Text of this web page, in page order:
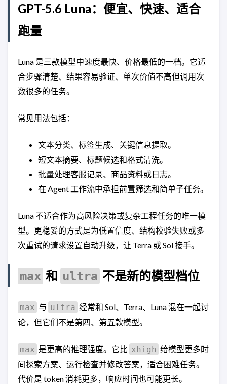
GPT-5.6 Luna：便宜、快速、适合
跑量
Luna 是三款模型中速度最快、价格最低的一档。它适
合步骤清楚、结果容易验证、单次价值不高但调用次
数很多的任务。
常见用法包括：
文本分类、标签生成、关键信息提取。
短文本摘要、标题候选和格式清洗。
批量处理客服记录、商品资料或日志。
在 Agent 工作流中承担前置筛选和简单子任务。
Luna 不适合作为高风险决策或复杂工程任务的唯一模
型。更稳妥的方式是为低置信度、结构校验失败或多
次重试的请求设置自动升级，让 Terra 或 Sol 接手。
max 和 ultra 不是新的模型档位
max 与 ultra 经常和 Sol、Terra、Luna 混在一起讨
论，但它们不是第四、第五款模型。
max 是更高的推理强度。它比 xhigh 给模型更多时
间探索方案、运行检查并修改答案，适合困难任务。
代价是 token 消耗更多，响应时间也可能更长。